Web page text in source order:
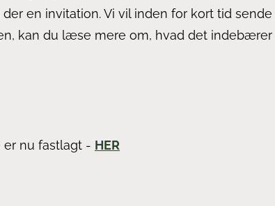
en invitation. Vi vil inden for kort tid
kan du læse mere om, hvad det
nu fastlagt - HER